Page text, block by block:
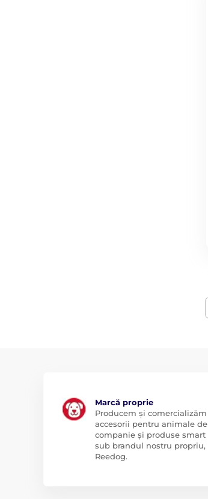
Marcă proprie
Producem și comercializăm
accesorii pentru animale de
companie și produse smart
sub brandul nostru propriu,
Reedog.